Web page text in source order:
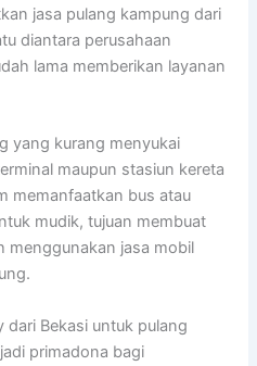
jasa pulang kampung dari
diantara perusahaan
lama memberikan layanan
yang kurang menyukai
maupun stasiun kereta
memanfaatkan bus atau
mudik, tujuan membuat
menggunakan jasa mobil
dari Bekasi untuk pulang
primadona bagi